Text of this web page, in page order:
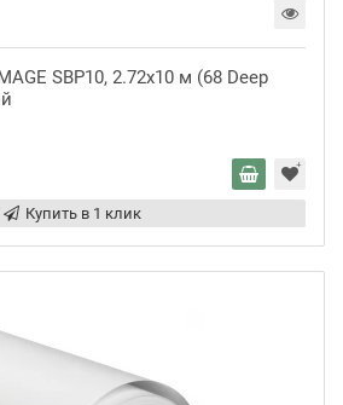
SBP10, 2.72х10 м (68 Deep
Купить в 1 клик